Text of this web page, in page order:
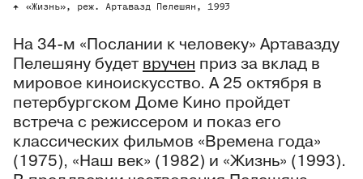
«Жизнь», реж. Артавазд Пелешян, 1993
На 34-м «Послании к человеку» Артавазду
Пелешяну будет вручен приз за вклад в
мировое киноискусство. А 25 октября в
петербургском Доме Кино пройдет
встреча с режиссером и показ его
классических фильмов «Времена года»
(1975), «Наш век» (1982) и «Жизнь» (1993).